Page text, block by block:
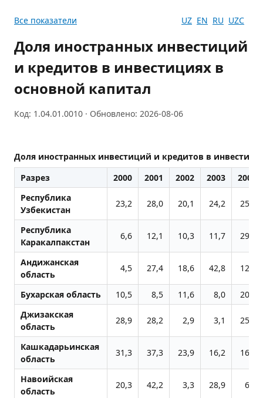
Все показатели UZ EN RU UZC
Доля иностранных инвестиций
и кредитов в инвестициях в
основной капитал
Код: 1.04.01.0010 · Обновлено: 2026-08-06
Доля иностранных инвестиций и кредитов в
Разрез
2000 2001 2002 2003
2004
Республика
Узбекистан
23,2 28,0 20,1 24,2 25,1
Республика
Каракалпакстан
6,6 12,1 10,3 11,7 29,3
Андижанская
область
4,5 27,4 18,6 42,8 12,8
Бухарская область 10,5 8,5 11,6 8,0
20,2
Джизакская
область
28,9 28,2 2,9 3,1 25,2
Кашкадарьинская
область
31,3 37,3 23,9 16,2 16,3
Навоийская
область
20,3 42,2 3,3 28,9 6,2